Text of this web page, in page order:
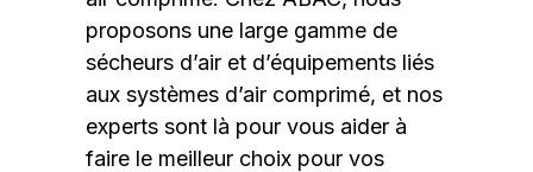
proposons une large gamme de
sécheurs d’air et d’équipements liés
aux systèmes d’air comprimé, et nos
experts sont là pour vous aider à
faire le meilleur choix pour vos